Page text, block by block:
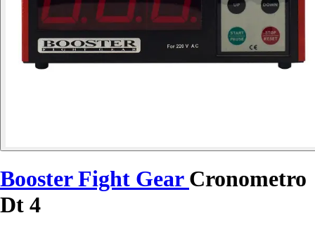
Booster Fight Gear Cronometro
Dt 4